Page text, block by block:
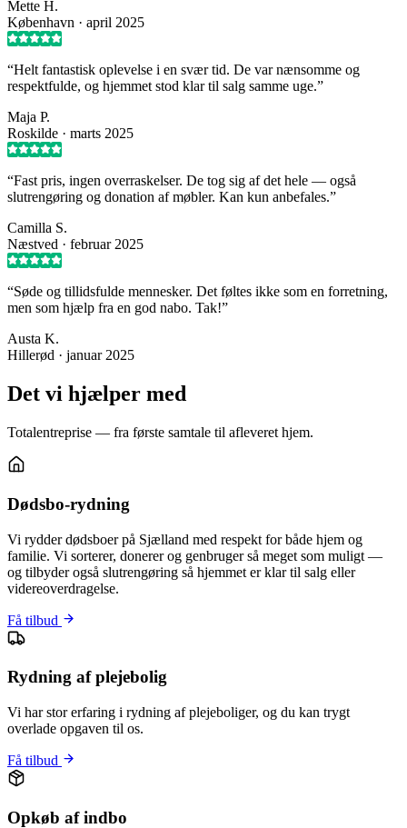
Mette H.
København · april 2025
“Helt fantastisk oplevelse i en svær tid. De var nænsomme og
respektfulde, og hjemmet stod klar til salg samme uge.”
Maja P.
Roskilde · marts 2025
“Fast pris, ingen overraskelser. De tog sig af det hele — også
slutrengøring og donation af møbler. Kan kun anbefales.”
Camilla S.
Næstved · februar 2025
“Søde og tillidsfulde mennesker. Det føltes ikke som en forretning,
men som hjælp fra en god nabo. Tak!”
Austa K.
Hillerød · januar 2025
Det vi hjælper med
Totalentreprise — fra første samtale til afleveret hjem.
Dødsbo-rydning
Vi rydder dødsboer på Sjælland med respekt for både hjem og
familie. Vi sorterer, donerer og genbruger så meget som muligt —
og tilbyder også slutrengøring så hjemmet er klar til salg eller
videreoverdragelse.
Få tilbud
Rydning af plejebolig
Vi har stor erfaring i rydning af plejeboliger, og du kan trygt
overlade opgaven til os.
Få tilbud
Opkøb af indbo